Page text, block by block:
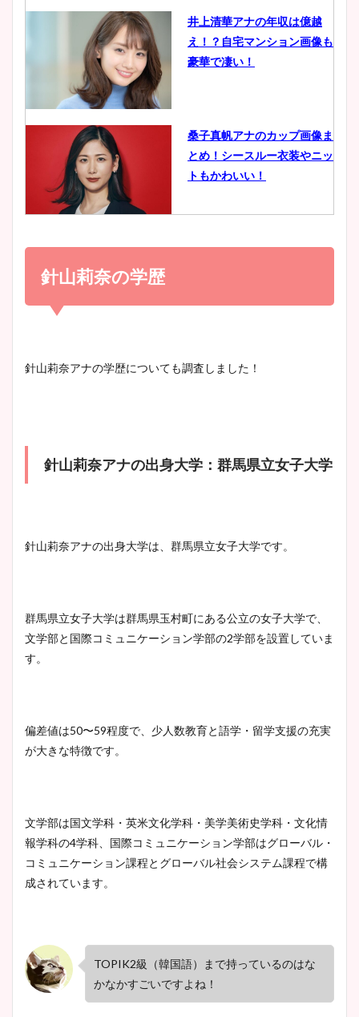
鈴木唯の太ってた時の体重が
ヤバすぎww原因や痩せたダ
豊島実季アナのカップ画像ま
とめ！美脚や水着姿に年齢も
井上清華アナの年収は億越
え！？自宅マンション画像も
豪華で凄い！
桑子真帆アナのカップ画像ま
とめ！シースルー衣装やニッ
トもかわいい！
小室瑛莉子のカップ画像まと
清水麻椰アナのかわいい画
大家彩香アナのかわいいカッ
肉も凄い！
豊島実季アナのカップ画像ま
とめ！美脚や水着姿に年齢も
調査！
まとめ！足も美脚でカップも
凄い！
針山莉奈の学歴
針山莉奈アナの学歴についても調査しました！
針山莉奈アナの出身大学：群馬県立女子大学
針山莉奈アナの出身大学は、群馬県立女子大学です。
群馬県立女子大学は群馬県玉村町にある公立の女子大学で、
文学部と国際コミュニケーション学部の2学部を設置していま
す。
偏差値は50〜59程度で、少人数教育と語学・留学支援の充実
が大きな特徴です。
文学部は国文学科・英米文化学科・美学美術史学科・文化情
報学科の4学科、国際コミュニケーション学部はグローバル・
コミュニケーション課程とグローバル社会システム課程で構
成されています。
TOPIK2級（韓国語）まで持っているのはな
かなかすごいですよね！